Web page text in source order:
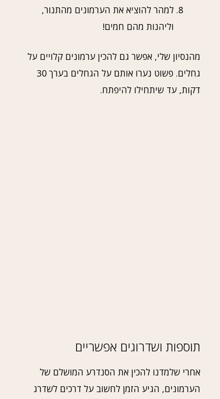
למהר להוציא את הערמונים מהתנור,
וליהנות מהם חמים!
מהנסיון שלי, אפשר גם להכין ערמונים קלויים על
גחלים. פשוט נערו אותם על הגחלים בערך 30
דקות, עד שיתחילו להיפתח.
תוספות ושדרוגים אפשריים
אחרי שלמדנו להכין את הסנדרע המושלם של
הערמונים, הגיע הזמן לחשוב על דרכים לשדרג